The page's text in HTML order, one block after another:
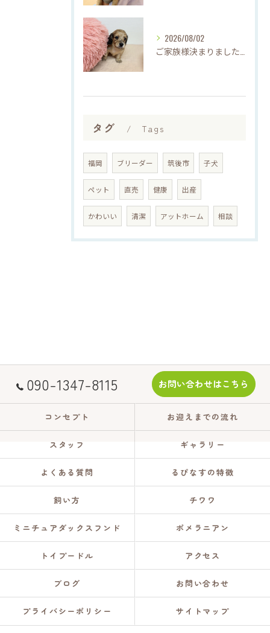
2026/08/02
タグ Tags
福岡 ブリーダー 筑後市 子犬
ペット 直売 健康 出産
かわいい 清潔 アットホーム 相談
090-1347-8115 お問い合わせはこちら
コンセプト お迎えまでの流れ
スタッフ ギャラリー
よくある質問 るぴなすの特徴
飼い方 チワワ
ミニチュアダックスフンド ポメラニアン
トイプードル アクセス
ブログ お問い合わせ
プライバシーポリシー サイトマップ